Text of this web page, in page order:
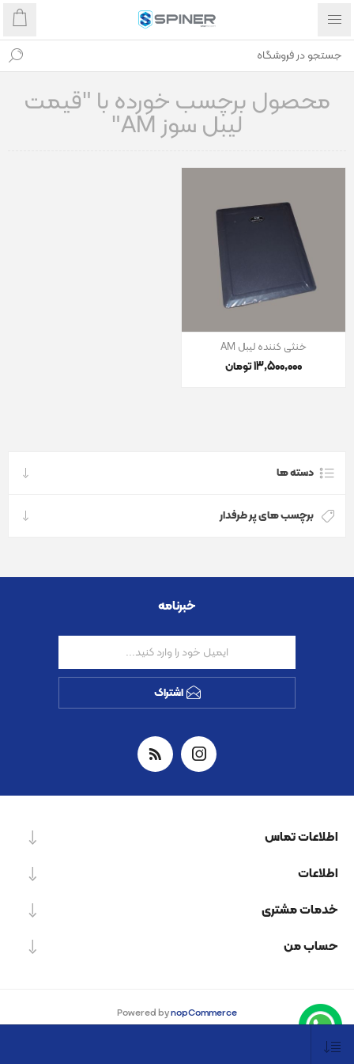
محصول برچسب خورده با "قیمت
لیبل سوز AM"
خنثی کننده لیبل AM
13٬500٬000 تومان
دسته ها
برچسب های پر طرفدار
خبرنامه
اشتراک
اطلاعات تماس
اطلاعات
خدمات مشتری
حساب من
Powered bynopCommerce
Designed byNop-Templates.com